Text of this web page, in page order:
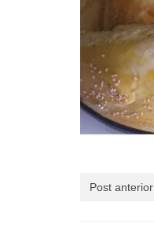
Post anterior